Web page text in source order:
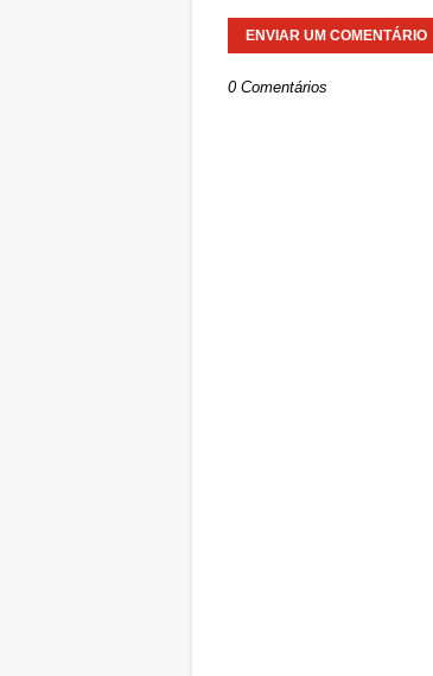
ENVIAR UM COMENTÁRIO
0 Comentários